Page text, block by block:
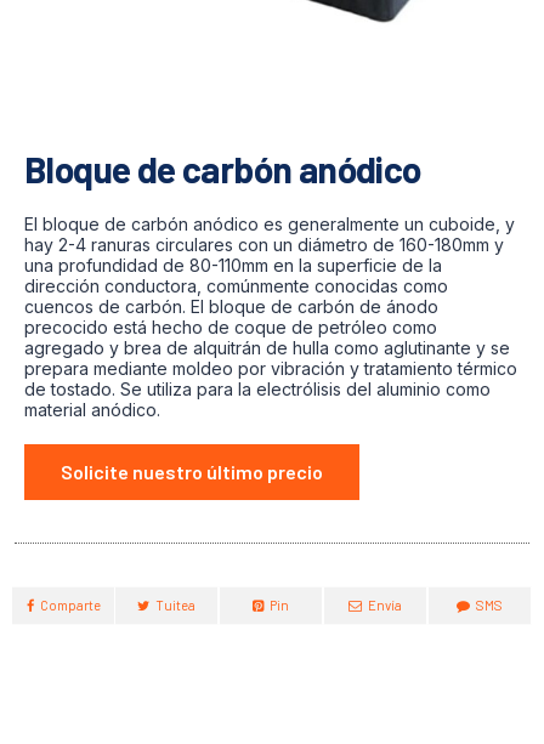
Bloque de carbón anódico
El bloque de carbón anódico es generalmente un cuboide, y
hay 2-4 ranuras circulares con un diámetro de 160-180mm y
una profundidad de 80-110mm en la superficie de la
dirección conductora, comúnmente conocidas como
cuencos de carbón. El bloque de carbón de ánodo
precocido está hecho de coque de petróleo como
agregado y brea de alquitrán de hulla como aglutinante y se
prepara mediante moldeo por vibración y tratamiento térmico
de tostado. Se utiliza para la electrólisis del aluminio como
material anódico.
Solicite nuestro último precio
Comparte Tuitea Pin Envía SMS